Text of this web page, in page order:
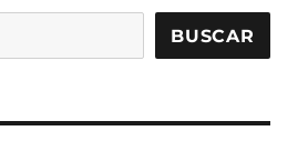
BUSCAR